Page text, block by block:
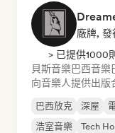
廠牌, 發
> 已提供1000
貝斯音樂巴西音樂
向音樂人提供出版
巴西放克 深屋
浩室音樂
Tech